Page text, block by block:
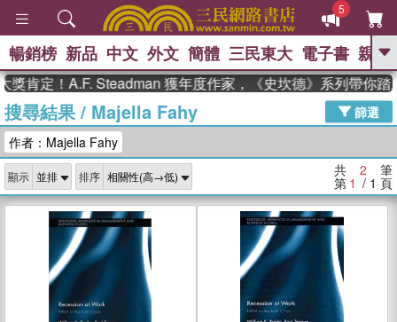
5
GO
熱搜： 高希均教授回憶錄
、 The Odyssey 、 父親節 、 如果歷
獎 臺灣漫遊錄 、 方念華 、 台灣的李
登輝時代
數學女孩：黎曼猜想 、
偉大的迷走神經
暢銷榜 新品 中文 外文 簡體 三民東大 電子書 親子
肯定！A.F. Steadman 獲年度作家，《史坎德》系列帶你踏
搜尋結果/ Majella Fahy
篩選
作者：Majella Fahy
顯示 排序 共 2 筆
第 1 / 1 頁